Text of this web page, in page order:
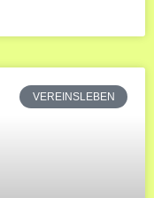
VEREINSLEBEN